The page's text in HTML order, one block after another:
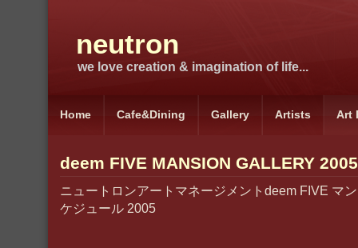
neutron
we love creation & imagination of life...
Home Cafe&Dining Gallery Artists Art
deem FIVE MANSION GALLERY 2005
ニュートロンアートマネージメントdeem FIVE マ
ケジュール 2005